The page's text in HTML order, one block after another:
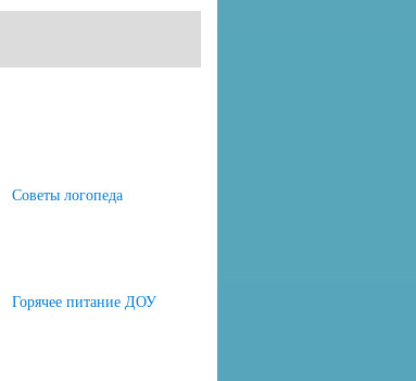
Советы логопеда
Горячее питание ДОУ